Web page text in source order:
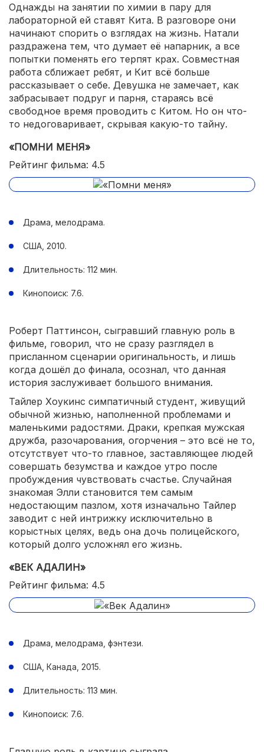
Однажды на занятии по химии в пару для
лабораторной ей ставят Кита. В разговоре они
начинают спорить о взглядах на жизнь. Натали
раздражена тем, что думает её напарник, а все
попытки поменять его терпят крах. Совместная
работа сближает ребят, и Кит всё больше
рассказывает о себе. Девушка не замечает, как
забрасывает подруг и парня, стараясь всё
свободное время проводить с Китом. Но он что-
то недоговаривает, скрывая какую-то тайну.
«ПОМНИ МЕНЯ»
Рейтинг фильма: 4.5
Драма, мелодрама.
США, 2010.
Длительность: 112 мин.
Кинопоиск: 7.6.
Роберт Паттинсон, сыгравший главную роль в
фильме, говорил, что не сразу разглядел в
присланном сценарии оригинальность, и лишь
когда дошёл до финала, осознал, что данная
история заслуживает большого внимания.
Тайлер Хоукинс симпатичный студент, живущий
обычной жизнью, наполненной проблемами и
маленькими радостями. Драки, крепкая мужская
дружба, разочарования, огорчения – это всё не то,
отсутствует что-то главное, заставляющее людей
совершать безумства и каждое утро после
пробуждения чувствовать счастье. Случайная
знакомая Элли становится тем самым
недостающим пазлом, хотя изначально Тайлер
заводит с ней интрижку исключительно в
корыстных целях, ведь она дочь полицейского,
который долго усложнял его жизнь.
«ВЕК АДАЛИН»
Рейтинг фильма: 4.5
Драма, мелодрама, фэнтези.
США, Канада, 2015.
Длительность: 113 мин.
Кинопоиск: 7.6.